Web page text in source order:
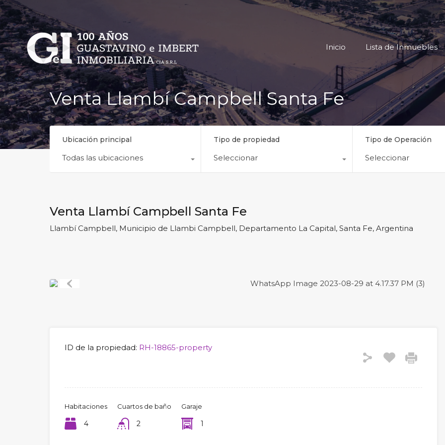
Inicio Lista
Inicio Lista de Inmuebles
Venta Llambí Campbell Santa Fe
Ubicación principal
Todas las ubicaciones
Tipo de propiedad
Seleccionar
Tipo de Operación
Seleccionar
Venta Llambí Campbell Santa Fe
Llambí Campbell, Municipio de Llambi Campbell, Departamento La Capital, Santa Fe, Argentina
ID de la propiedad: RH-18865-property
Habitaciones
4
Cuartos de baño
2
Garaje
1